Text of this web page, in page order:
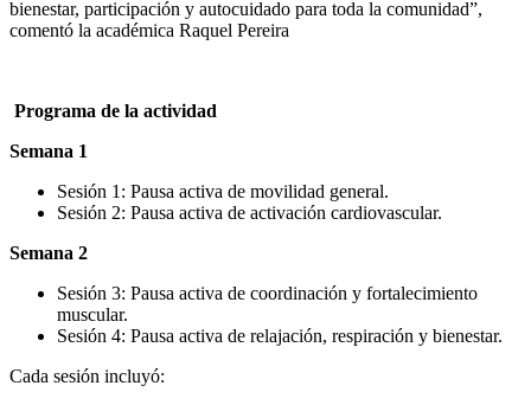
bienestar, participación y autocuidado para toda la comunidad”,
comentó la académica Raquel Pereira
Programa de la actividad
Semana 1
Sesión 1: Pausa activa de movilidad general.
Sesión 2: Pausa activa de activación cardiovascular.
Semana 2
Sesión 3: Pausa activa de coordinación y fortalecimiento
muscular.
Sesión 4: Pausa activa de relajación, respiración y bienestar.
Cada sesión incluyó: